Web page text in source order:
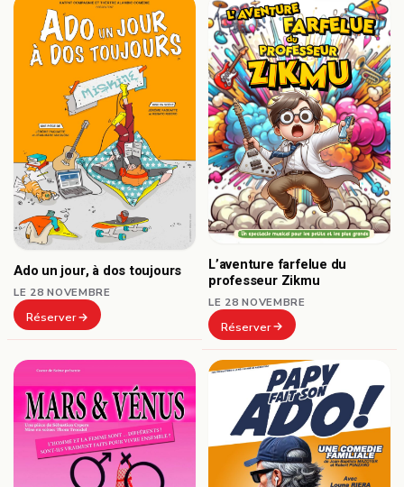
Ado un jour, à dos toujours
LE 28 NOVEMBRE
Réserver
L’aventure farfelue du
professeur Zikmu
LE 28 NOVEMBRE
Réserver